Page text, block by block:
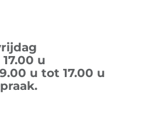
u
u tot 17.00 u